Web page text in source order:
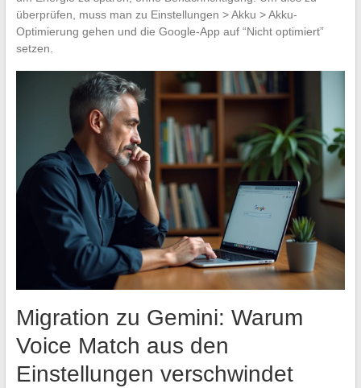
überprüfen, muss man zu Einstellungen > Akku > Akku-
Optimierung gehen und die Google-App auf “Nicht optimiert”
setzen.
Migration zu Gemini: Warum
Voice Match aus den
Einstellungen verschwindet